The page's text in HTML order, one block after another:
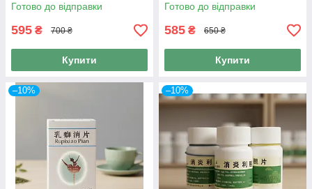
Готово до відправки
595 ₴ 700 ₴
Купити
Готово до відправки
585 ₴ 650 ₴
Купити
–10% –10%